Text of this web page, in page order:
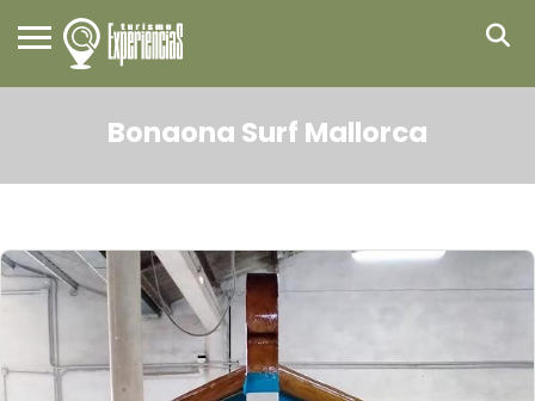
Bonaona Surf Mallorca